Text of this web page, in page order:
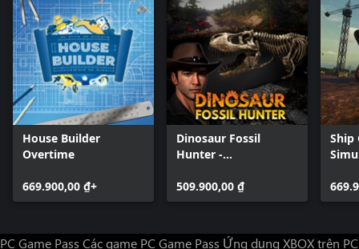
House Builder
Overtime
669.900,00 ₫+
Dinosaur Fossil
Hunter -
Simulator
509.900,00 ₫
Ship
PC Game Pass Các game PC Game Pass Ứng dụng XBOX trên PC